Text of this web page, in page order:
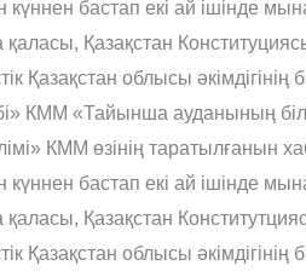
күннен бастап екі ай ішінде
Қазақстан
Қазақстан облысы
КММ «Тайынша ауданының
КММ өзінің
күннен бастап екі ай ішінде
Қазақстан
Қазақстан облысы